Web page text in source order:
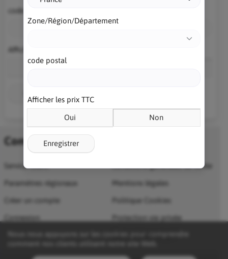
code postal
Compte
Service client
Paramètres régionaux
Créer un compte
Connexion
Conditions générales de vente
Mentions légales
Politique Cookies
Protection vie privée
Zone/Région/Département
code postal
Afficher les prix TTC
Oui Non
Enregistrer